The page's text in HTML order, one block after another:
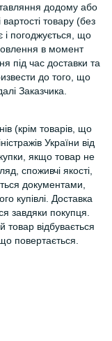
додому або
товару (без
і погоджується, що
в момент
під час доставки та
до того, що
Заказчика.
(крім товарів, що
України від
якщо товар не
споживчі якості,
документами,
купівлі. Доставка
завдяки покупця.
відбувається
повертається.